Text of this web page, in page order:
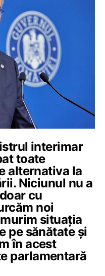
interimar
toate
alternativa la
Niciunul nu a
cu
noi
situația
pe sănătate și
în acest
parlamentară